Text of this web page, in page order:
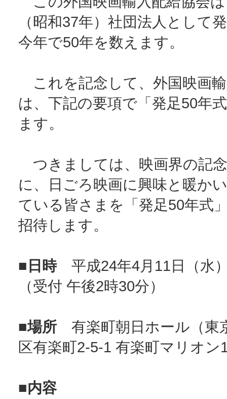
（昭和37年）社団法人として
今年で50年を数えます。
これを記念して、外国映画
は、下記の要項で「発足50年
ます。
つきましては、映画界の記
に、日ごろ映画に興味と暖か
ている皆さまを「発足50年式
招待します。
■日時平成24年4月11日（水
（受付 午後2時30分）
■場所 有楽町朝日ホール（東
区有楽町2-5-1 有楽町マリオン
■内容